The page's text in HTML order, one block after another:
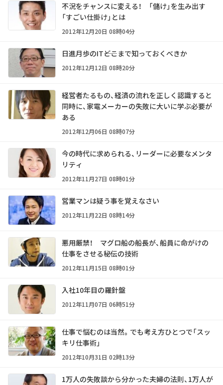
不況をチャンスに変える！ 「儲け」を生み出す
「すごい仕掛け」とは
2012年12月20日 08時04分
日進月歩のIT――どこまで知っておくべきか
2012年12月12日 08時20分
経営者たるもの、経済の流れを正しく認識すると
同時に、家電メーカーの失敗に大いに学ぶ必要が
ある
2012年12月06日 08時07分
今の時代に求められる、リーダーに必要なメンタ
リティ
2012年11月27日 08時01分
営業マンは疑う事を覚えなさい
2012年11月22日 08時14分
悪用厳禁！ マグロ船の船長が、船員に命がけの
仕事をさせる秘伝の技術
2012年11月15日 08時01分
入社10年目の羅針盤
2012年11月07日 06時51分
仕事で悩むのは当然。でも考え方ひとつで「スッ
キリ仕事術」
2012年10月31日 02時13分
1万人の失敗談から分かった夫婦の法則、1万人が